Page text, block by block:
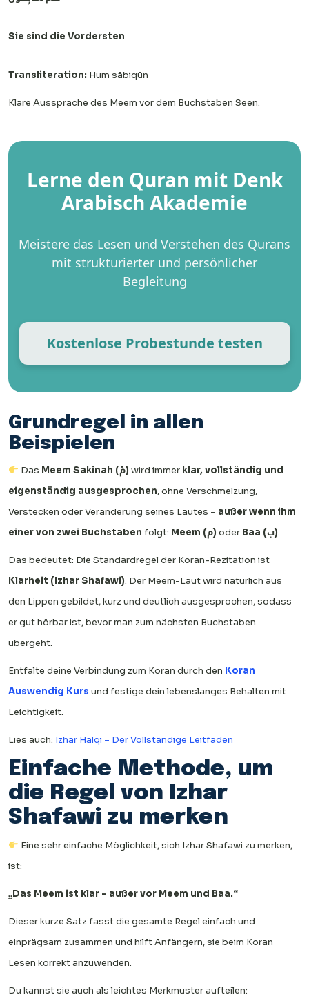
Sie sind die Vordersten
Transliteration: Hum sābiqūn
Klare Aussprache des Meem vor dem Buchstaben Seen.
Lerne den Quran mit Denk
Arabisch Akademie
Meistere das Lesen und Verstehen des Qurans
mit strukturierter und persönlicher
Begleitung
Kostenlose Probestunde testen
Grundregel in allen
Beispielen
Das Meem Sakinah (مْ) wird immer klar, vollständig und
eigenständig ausgesprochen, ohne Verschmelzung,
Verstecken oder Veränderung seines Lautes – außer wenn ihm
einer von zwei Buchstaben folgt: Meem (م) oder Baa (ب).
Das bedeutet: Die Standardregel der Koran-Rezitation ist
Klarheit (Izhar Shafawi). Der Meem-Laut wird natürlich aus
den Lippen gebildet, kurz und deutlich ausgesprochen, sodass
er gut hörbar ist, bevor man zum nächsten Buchstaben
übergeht.
Entfalte deine Verbindung zum Koran durch den Koran
Auswendig Kurs und festige dein lebenslanges Behalten mit
Leichtigkeit.
Lies auch: Izhar Halqi – Der Vollständige Leitfaden
Einfache Methode, um
die Regel von Izhar
Shafawi zu merken
Eine sehr einfache Möglichkeit, sich Izhar Shafawi zu merken,
ist:
„Das Meem ist klar – außer vor Meem und Baa.“
Dieser kurze Satz fasst die gesamte Regel einfach und
einprägsam zusammen und hilft Anfängern, sie beim Koran
Lesen korrekt anzuwenden.
Du kannst sie auch als leichtes Merkmuster aufteilen: